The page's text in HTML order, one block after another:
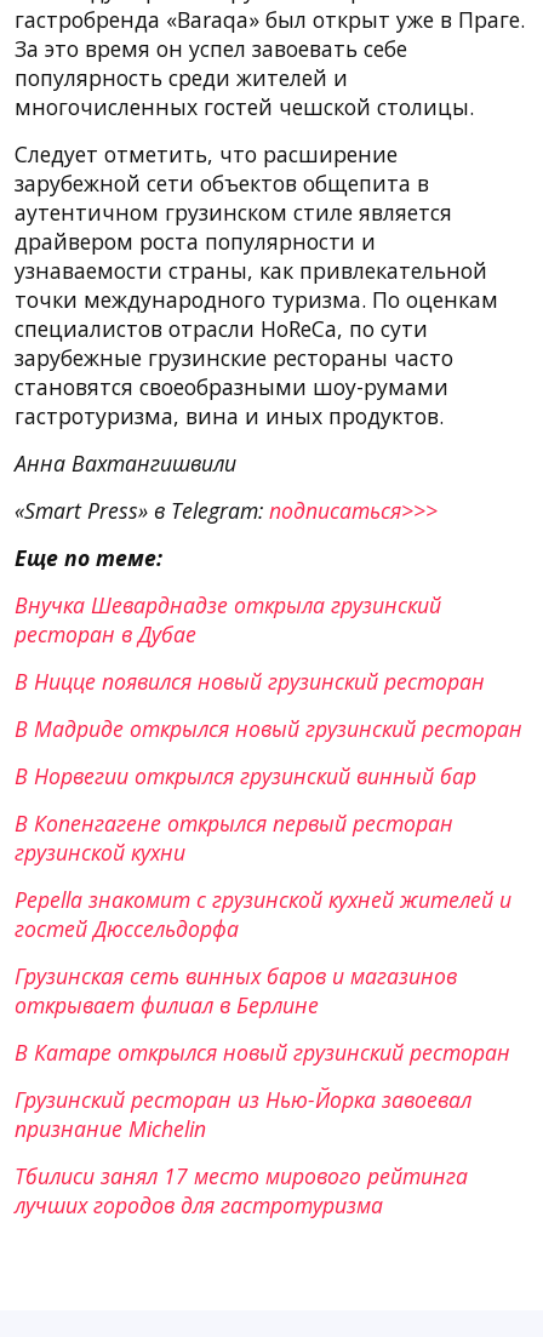
гастробренда «Baraqa» был открыт уже в Праге.
За это время он успел завоевать себе
популярность среди жителей и
многочисленных гостей чешской столицы.
Следует отметить, что расширение
зарубежной сети объектов общепита в
аутентичном грузинском стиле является
драйвером роста популярности и
узнаваемости страны, как привлекательной
точки международного туризма. По оценкам
специалистов отрасли HoReCa, по сути
зарубежные грузинские рестораны часто
становятся своеобразными шоу-румами
гастротуризма, вина и иных продуктов.
Анна Вахтангишвили
«Smart Press» в Telegram: подписаться>>>
Еще по теме:
Внучка Шеварднадзе открыла грузинский
ресторан в Дубае
В Ницце появился новый грузинский ресторан
В Мадриде открылся новый грузинский ресторан
В Норвегии открылся грузинский винный бар
В Копенгагене открылся первый ресторан
грузинской кухни
Pepella знакомит с грузинской кухней жителей и
гостей Дюссельдорфа
Грузинская сеть винных баров и магазинов
открывает филиал в Берлине
В Катаре открылся новый грузинский ресторан
Грузинский ресторан из Нью-Йорка завоевал
признание Michelin
Тбилиси занял 17 место мирового рейтинга
лучших городов для гастротуризма